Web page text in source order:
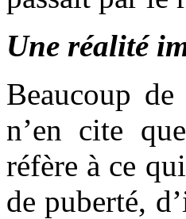
Une réalité
Beaucoup
n’en cite
réfère à ce
de puberté,